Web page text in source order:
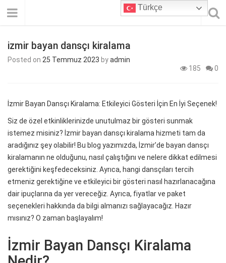
izmir bayan dansçı kiralama
Posted on 25 Temmuz 2023 byadmin
185
0
İzmir Bayan Dansçı Kiralama: Etkileyici Gösteri İçin En İyi Seçenek!
Siz de özel etkinliklerinizde unutulmaz bir gösteri sunmak
istemez misiniz? İzmir bayan dansçı kiralama hizmeti tam da
aradığınız şey olabilir! Bu blog yazımızda, İzmir’de bayan dansçı
kiralamanın ne olduğunu, nasıl çalıştığını ve nelere dikkat edilmesi
gerektiğini keşfedeceksiniz. Ayrıca, hangi dansçıları tercih
etmeniz gerektiğine ve etkileyici bir gösteri nasıl hazırlanacağına
dair ipuçlarına da yer vereceğiz. Ayrıca, fiyatlar ve paket
seçenekleri hakkında da bilgi almanızı sağlayacağız. Hazır
mısınız? O zaman başlayalım!
İzmir Bayan Dansçı Kiralama
Türkçe